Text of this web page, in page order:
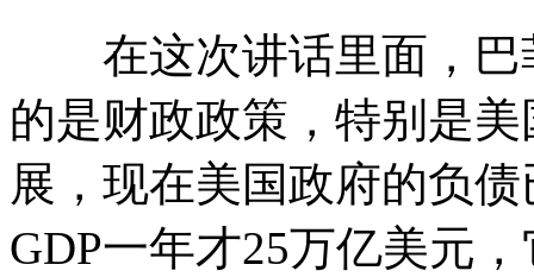
在这次讲话里面，巴
的是财政政策，特别是
展，现在美国政府的负
GDP一年才25万亿美元